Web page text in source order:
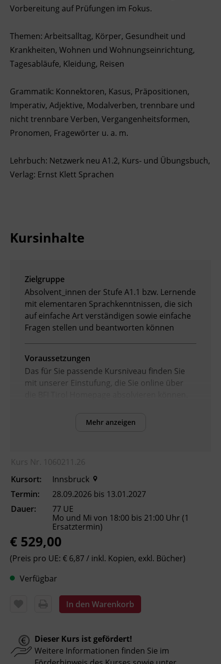
Ingenieurzertifizierung
Vorbereitung auf Prüfungen im Fokus.
Themen: Arbeitsalltag, Körper, Gesundheit und
Krankheiten, Wohnen und Wohnungseinrichtung,
Tagesabläufe, Kleidung, Reisen
Grammatik: Konnektoren, Kasus, Präpositionen,
Imperativ, Adjektive, Modalverben, trennbare und
nicht trennbare Verben, Vergangenheitsformen,
Pronomen, Fragewörter u. a. m.
Lehrbuch: Netzwerk neu A1.2, Kurs- und Übungsbuch,
Verlag: Ernst Klett Sprachen
Kursinhalte
Zielgruppe
Absolvent_innen der Stufe A1.1 bzw. Lernende
mit elementaren Sprachkenntnissen, die sich
auf einfache Art verständigen sowie einfache
Fragen stellen und beantworten können
Voraussetzungen
Das für Sie passende Kursniveau finden Sie
mit unserer Einstufung, die Sie online über
Arbeitsmarkt
Kursformat
Präsenzunterricht
Leitung
Fachtrainer_in
Abschluss
Bitte beachten Sie, dass an offiziellen
österreichischen Feiertagen keine Kurse
stattfinden. Ausfallende Termine werden
Mehr anzeigen
Kurs Nr. 1060211.26
Kursort:
Innsbruck
Termin:
28.09.2026 bis 13.01.2027
Dauer:
77 UE
Mo und Mi von 18:00 bis 21:00 Uhr (1
Ersatztermin)
€ 529,00
(Preis pro UE: € 6,87 / inkl. Kopien, exkl. Bücher)
Verfügbar
In den Warenkorb
Dieser Kurs ist gefördert!
Weitere Informationen finden Sie im